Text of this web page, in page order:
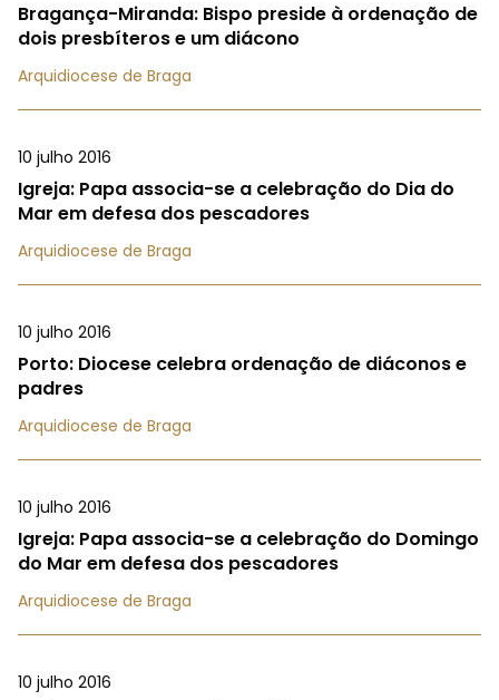
Bragança-Miranda: Bispo preside à ordenação de
dois presbíteros e um diácono
Arquidiocese de Braga
10 julho 2016
Igreja: Papa associa-se a celebração do Dia do
Mar em defesa dos pescadores
Arquidiocese de Braga
10 julho 2016
Porto: Diocese celebra ordenação de diáconos e
padres
Arquidiocese de Braga
10 julho 2016
Igreja: Papa associa-se a celebração do Domingo
do Mar em defesa dos pescadores
Arquidiocese de Braga
10 julho 2016